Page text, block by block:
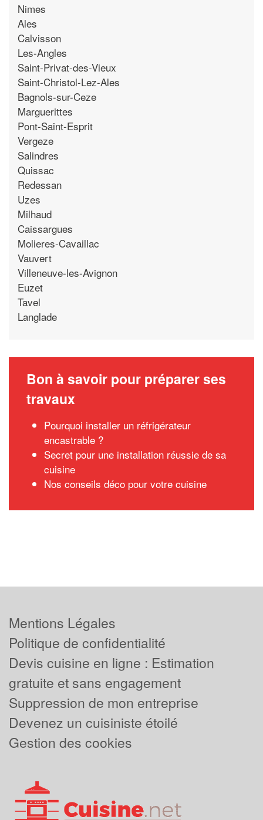
Nimes
Ales
Calvisson
Les-Angles
Saint-Privat-des-Vieux
Saint-Christol-Lez-Ales
Bagnols-sur-Ceze
Marguerittes
Pont-Saint-Esprit
Vergeze
Salindres
Quissac
Redessan
Uzes
Milhaud
Caissargues
Molieres-Cavaillac
Vauvert
Villeneuve-les-Avignon
Euzet
Tavel
Langlade
Bon à savoir pour préparer ses
travaux
Pourquoi installer un réfrigérateur
encastrable ?
Secret pour une installation réussie de sa
cuisine
Nos conseils déco pour votre cuisine
Mentions Légales
Politique de confidentialité
Devis cuisine en ligne : Estimation
gratuite et sans engagement
Suppression de mon entreprise
Devenez un cuisiniste étoilé
Gestion des cookies